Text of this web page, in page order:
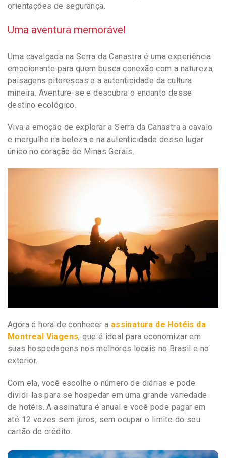
orientações de segurança.
Uma aventura memorável
Uma cavalgada na Serra da Canastra é uma experiência
emocionante para quem busca conexão com a natureza,
paisagens pitorescas e a autenticidade da cultura
mineira. Aventure-se e descubra o encanto desse
destino ecológico.
Viva a emoção de explorar a Serra da Canastra a cavalo
e mergulhe na beleza e na autenticidade desse lugar
único no coração de Minas Gerais.
Agora é hora de conhecer a assinatura de Hotéis da
Montreal Viagens, que é ideal para economizar em
suas hospedagens nos melhores locais no Brasil e no
exterior.
Com ela, você escolhe o número de diárias e pode
dividi-las para se hospedar em uma grande variedade
de hotéis. A assinatura é anual e você pode pagar em
até 12 vezes sem juros, sem ocupar o limite do seu
cartão de crédito.